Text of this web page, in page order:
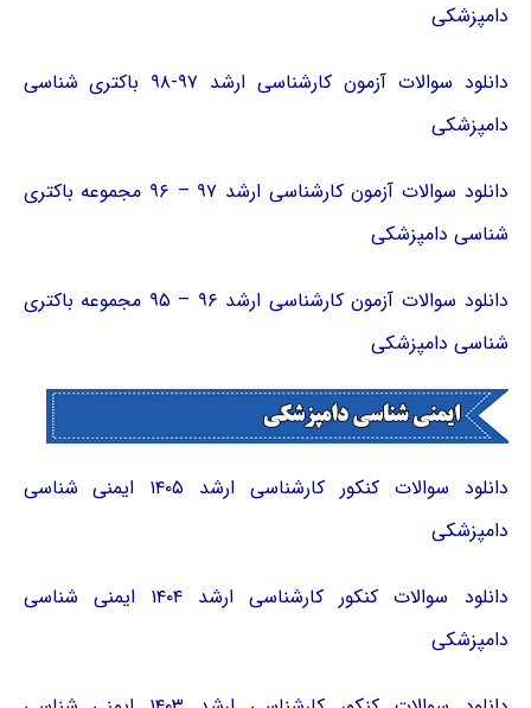
دامپزشکی
دانلود سوالات آزمون کارشناسی ارشد ۹۷-۹۸ باکتری شناسی
دامپزشکی
دانلود سوالات آزمون کارشناسی ارشد ۹۷ – ۹۶ مجموعه باکتری
شناسی دامپزشکی
دانلود سوالات آزمون کارشناسی ارشد ۹۶ – ۹۵ مجموعه باکتری
شناسی دامپزشکی
دانلود سوالات کنکور کارشناسی ارشد ۱۴۰۵ ایمنی شناسی
دامپزشکی
دانلود سوالات کنکور کارشناسی ارشد ۱۴۰۴ ایمنی شناسی
دامپزشکی